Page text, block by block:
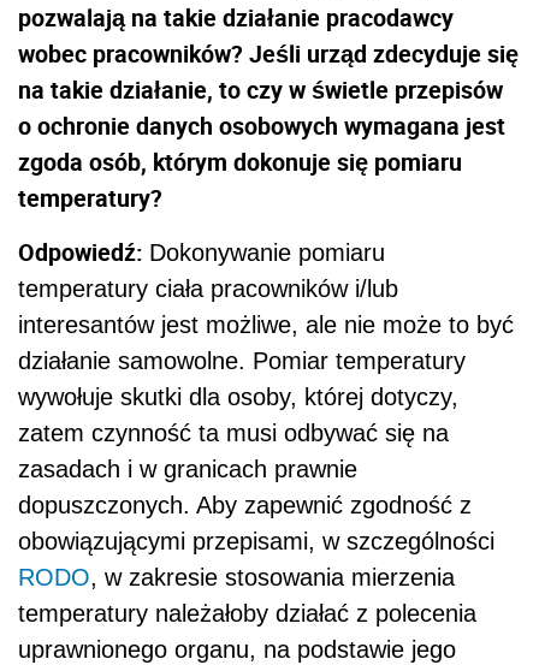
pozwalają na takie działanie pracodawcy
wobec pracowników? Jeśli urząd zdecyduje się
na takie działanie, to czy w świetle przepisów
o ochronie danych osobowych wymagana jest
zgoda osób, którym dokonuje się pomiaru
temperatury?
Odpowiedź: Dokonywanie pomiaru
temperatury ciała pracowników i/lub
interesantów jest możliwe, ale nie może to być
działanie samowolne. Pomiar temperatury
wywołuje skutki dla osoby, której dotyczy,
zatem czynność ta musi odbywać się na
zasadach i w granicach prawnie
dopuszczonych. Aby zapewnić zgodność z
obowiązującymi przepisami, w szczególności
RODO, w zakresie stosowania mierzenia
temperatury należałoby działać z polecenia
uprawnionego organu, na podstawie jego